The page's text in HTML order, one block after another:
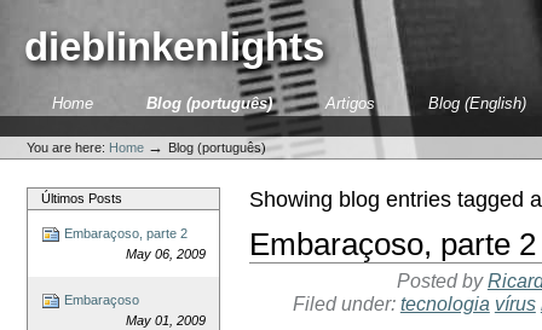
content.dieblinkenlights
SectionsHome Blog (português) Artigos Blog (English)
tools
You are here: Home → Blog (português)
Últimos Posts
Embaraçoso, parte 2
May 06, 2009
Embaraçoso
May 01, 2009
Showing blog entries tagged
Embaraçoso, parte 2
Posted by
Filed under: tecnologia vírus